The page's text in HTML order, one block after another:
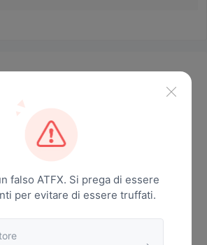
falso ATFX. Si prega di essere
per evitare di essere truffati.